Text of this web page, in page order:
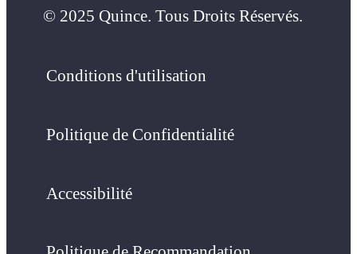
© 2025 Quince. Tous Droits Réservés.
Conditions d'utilisation
Politique de Confidentialité
Accessibilité